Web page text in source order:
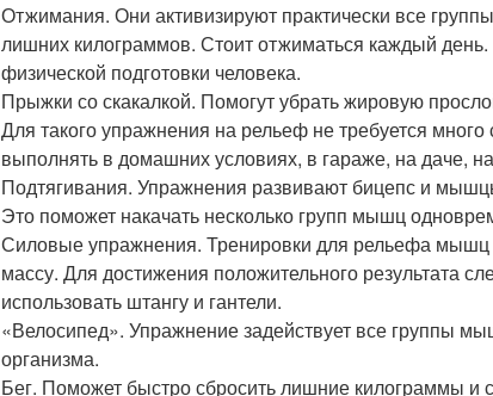
Отжимания. Они активизируют практически все
лишних килограммов. Стоит отжиматься каждый
физической подготовки человека.
Прыжки со скакалкой. Помогут убрать жировую
Для такого упражнения на рельеф не требуется
выполнять в домашних условиях, в гараже, на даче,
Подтягивания. Упражнения развивают бицепс и
Это поможет накачать несколько групп мышц
Силовые упражнения. Тренировки для рельефа
массу. Для достижения положительного результата
использовать штангу и гантели.
«Велосипед». Упражнение задействует все группы
организма.
Бег. Поможет быстро сбросить лишние килограммы и